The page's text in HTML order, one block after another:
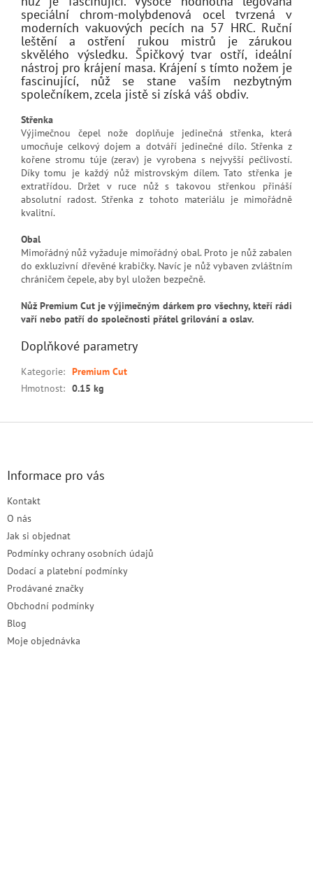
speciální chrom-molybdenová ocel tvrzená v
moderních vakuových pecích na 57 HRC. Ruční
leštění a ostření rukou mistrů je zárukou
skvělého výsledku. Špičkový tvar ostří, ideální
nástroj pro krájení masa. Krájení s tímto nožem je
fascinující, nůž se stane vaším nezbytným
společníkem, zcela jistě si získá váš obdiv.
Střenka
Výjimečnou čepel nože doplňuje jedinečná střenka, která
umocňuje celkový dojem a dotváří jedinečné dílo. Střenka z
kořene stromu túje (zerav) je vyrobena s nejvyšší pečlivostí.
Díky tomu je každý nůž mistrovským dílem. Tato střenka je
extratřídou. Držet v ruce nůž s takovou střenkou přináší
absolutní radost. Střenka z tohoto materiálu je mimořádně
kvalitní.
Obal
Mimořádný nůž vyžaduje mimořádný obal. Proto je nůž zabalen
do exkluzivní dřevěné krabičky. Navíc je nůž vybaven zvláštním
chráničem čepele, aby byl uložen bezpečně.
Nůž Premium Cut je výjimečným dárkem pro všechny, kteří rádi
vaří nebo patří do společnosti přátel grilování a oslav.
Doplňkové parametry
Kategorie: Premium Cut
Hmotnost: 0.15 kg
Informace pro vás
Kontakt
O nás
Jak si objednat
Podmínky ochrany osobních údajů
Dodací a platební podmínky
Prodávané značky
Obchodní podmínky
Blog
Moje objednávka